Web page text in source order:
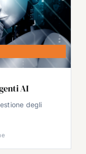
AI
degli